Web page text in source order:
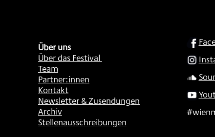
Über uns
Über das Festival
Team
Partner:innen
Kontakt
Newsletter & Zusendungen
Archiv
Stellenausschreibungen
SOCIAL